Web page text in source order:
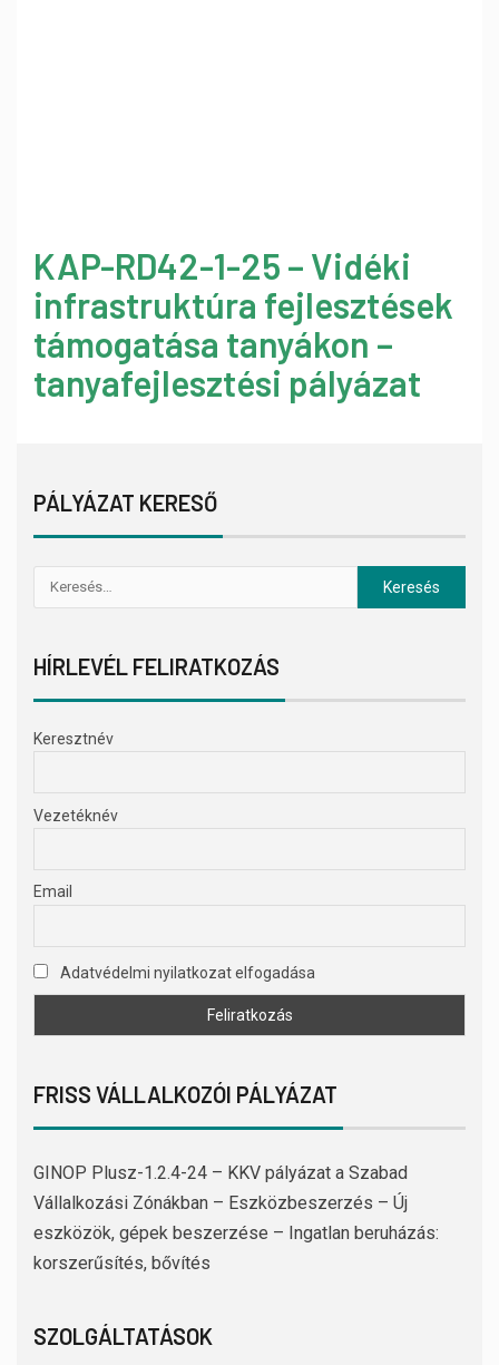
KAP-RD42-1-25 – Vidéki
infrastruktúra fejlesztések
támogatása tanyákon –
tanyafejlesztési pályázat
PÁLYÁZAT KERESŐ
HÍRLEVÉL FELIRATKOZÁS
Keresztnév
Vezetéknév
Email
Adatvédelmi nyilatkozat elfogadása
FRISS VÁLLALKOZÓI PÁLYÁZAT
GINOP Plusz-1.2.4-24 – KKV pályázat a Szabad
Vállalkozási Zónákban – Eszközbeszerzés – Új
eszközök, gépek beszerzése – Ingatlan beruházás:
korszerűsítés, bővítés
SZOLGÁLTATÁSOK